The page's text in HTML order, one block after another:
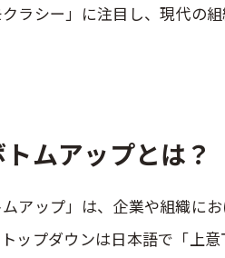
ラシー」に注目し、現代の
ムアップとは？
アップ」は、企業や組織に
ップダウンは日本語で「上